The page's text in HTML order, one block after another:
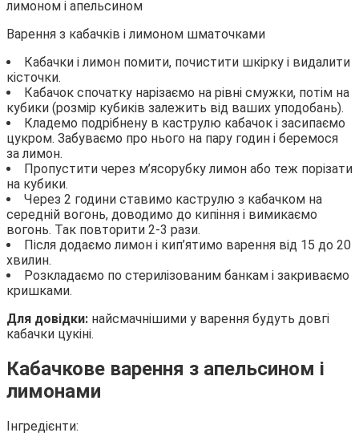
Варення з кабачків і лимоном шматочками
Кабачки і лимон помити, почистити шкірку і видалити
кісточки.
Кабачок спочатку нарізаємо на рівні смужки, потім на
кубики (розмір кубиків залежить від ваших уподобань).
Кладемо подрібнену в каструлю кабачок і засипаємо
цукром. Забуваємо про нього на пару годин і беремося
за лимон.
Пропустити через м’ясорубку лимон або теж порізати
на кубики.
Через 2 години ставимо каструлю з кабачком на
середній вогонь, доводимо до кипіння і вимикаємо
вогонь. Так повторити 2-3 рази.
Після додаємо лимон і кип’ятимо варення від 15 до 20
хвилин.
Розкладаємо по стерилізованим банкам і закриваємо
кришками.
Для довідки: найсмачнішими у варення будуть довгі
кабачки цукіні.
Кабачкове варення з апельсином і
лимонами
Інгредієнти: